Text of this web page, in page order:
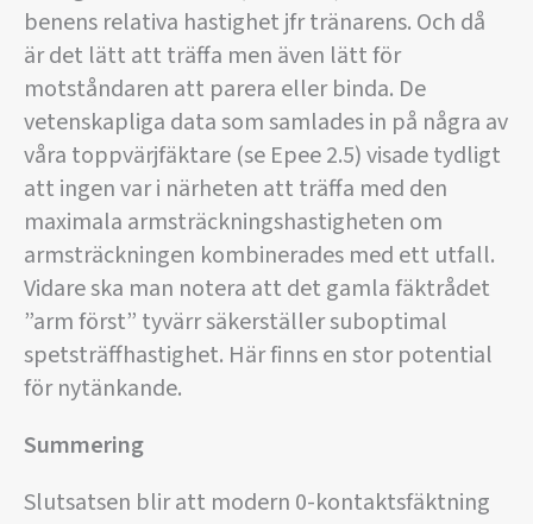
benens relativa hastighet jfr tränarens. Och då
är det lätt att träffa men även lätt för
motståndaren att parera eller binda. De
vetenskapliga data som samlades in på några av
våra toppvärjfäktare (se Epee 2.5) visade tydligt
att ingen var i närheten att träffa med den
maximala armsträckningshastigheten om
armsträckningen kombinerades med ett utfall.
Vidare ska man notera att det gamla fäktrådet
”arm först” tyvärr säkerställer suboptimal
spetsträffhastighet. Här finns en stor potential
för nytänkande.
Summering
Slutsatsen blir att modern 0-kontaktsfäktning